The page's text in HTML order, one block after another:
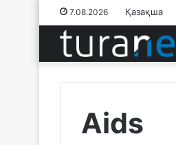
7.08.2026 Қазақша
Aids